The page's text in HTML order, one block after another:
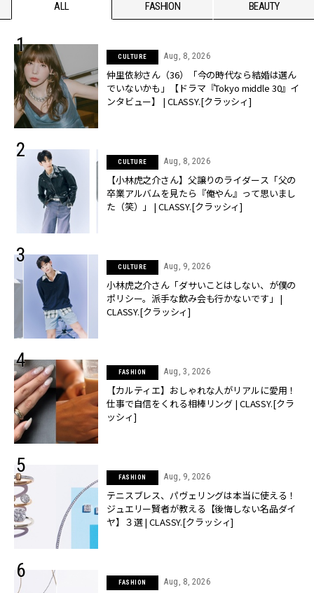
ALL FASHION BEAUTY
CULTURE Aug, 8, 2026
仲里依紗さん（36）「今の時代なら結婚は選ん
でいないかも」【ドラマ『Tokyo middle 30』イ
ンタビュー】 | CLASSY.[クラッシィ]
CULTURE Aug, 8, 2026
【小林虎之介さん】父譲りのライダース「父の
卒業アルバムを見たら『俺やん』って思いまし
た（笑）」 | CLASSY.[クラッシィ]
CULTURE Aug, 9, 2026
小林虎之介さん「ダサいことはしない、が僕の
ポリシー。派手な飲み会も行かないです」 |
CLASSY.[クラッシィ]
FASHION Aug, 3, 2026
【カルティエ】おしゃれな人がリアルに愛用！
仕事で自信をくれる相棒リング | CLASSY.[クラ
ッシィ]
FASHION Aug, 9, 2026
テニスブレス、パヴェリングは本当に使える！
ジュエリー賢者が教える【後悔しない名品ダイ
ヤ】３選 | CLASSY.[クラッシィ]
FASHION Aug, 8, 2026